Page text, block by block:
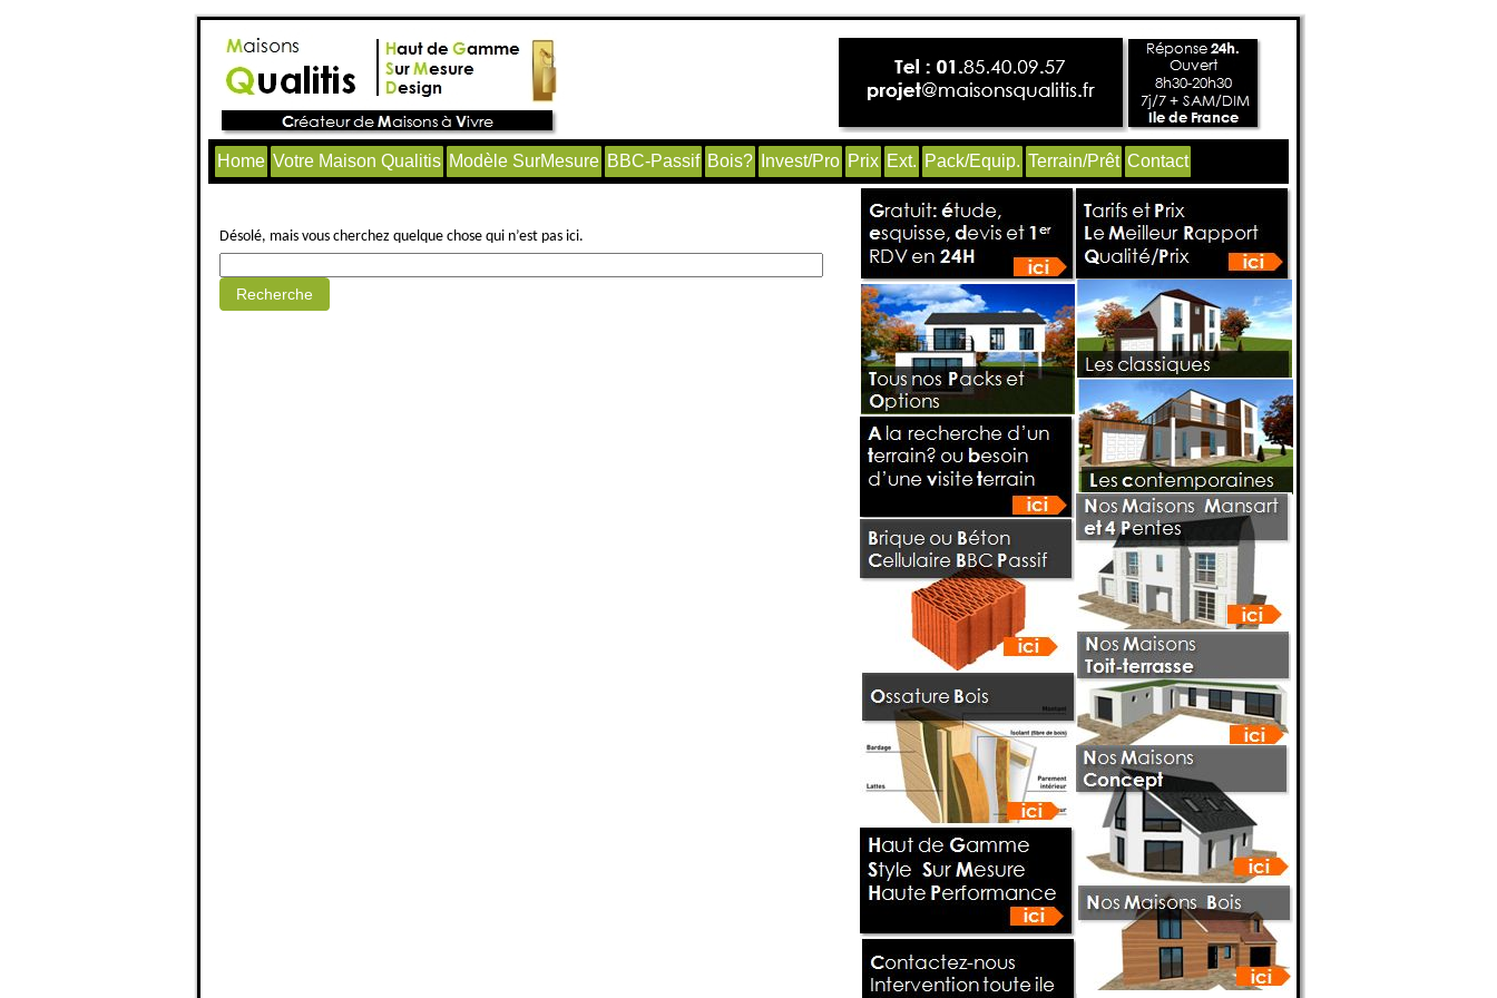
Home Votre Maison Qualitis Modèle SurMesure BBC-Passif Bois? Invest/Pro Prix Ext. Pack/Equip. Terrain/Prêt Contact
Désolé, mais vous cherchez quelque chose qui n’est pas ici.